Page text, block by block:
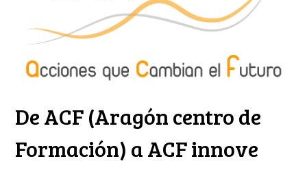
De ACF (Aragón centro de
Formación) a ACF innove